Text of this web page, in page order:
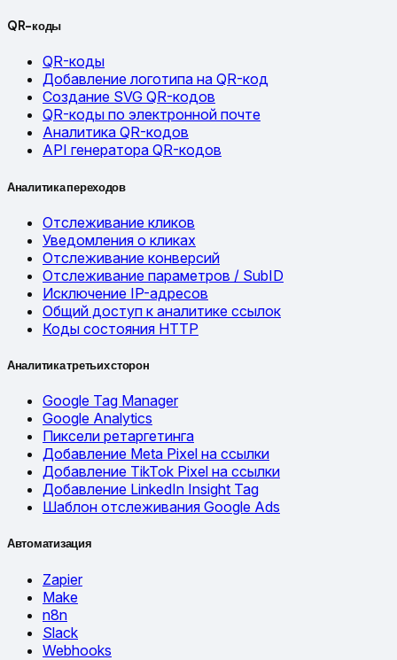
QR-коды
QR-коды
Добавление логотипа на QR-код
Создание SVG QR-кодов
QR-коды по электронной почте
Аналитика QR-кодов
API генератора QR-кодов
Аналитика переходов
Отслеживание кликов
Уведомления о кликах
Отслеживание конверсий
Отслеживание параметров / SubID
Исключение IP-адресов
Общий доступ к аналитике ссылок
Коды состояния HTTP
Аналитика третьих сторон
Google Tag Manager
Google Analytics
Пиксели ретаргетинга
Добавление Meta Pixel на ссылки
Добавление TikTok Pixel на ссылки
Добавление LinkedIn Insight Tag
Шаблон отслеживания Google Ads
Автоматизация
Zapier
Make
n8n
Slack
Webhooks